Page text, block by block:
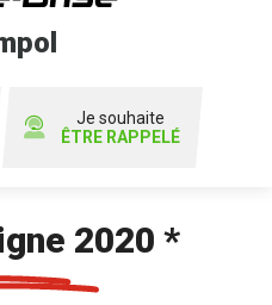
Je souhaite
ÊTRE RAPPELÉ
2020 *